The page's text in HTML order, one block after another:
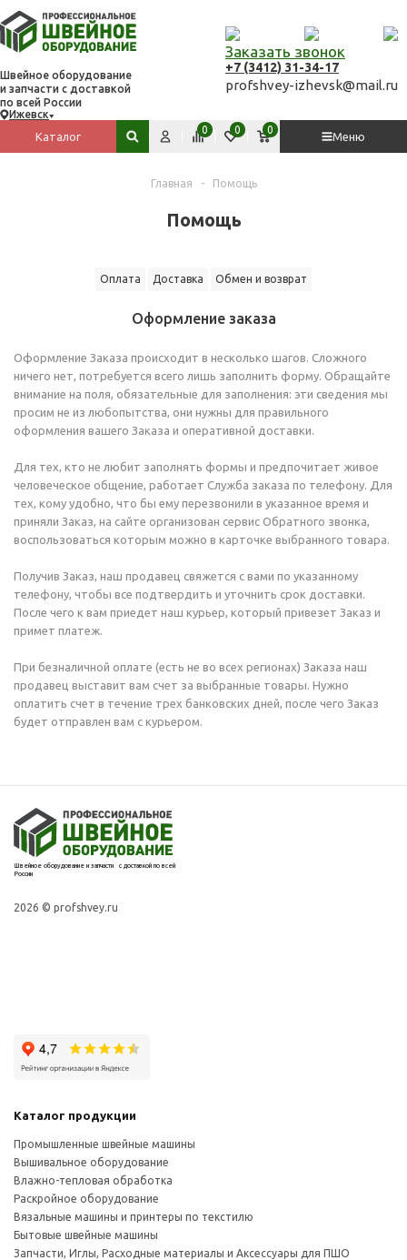
Швейное оборудование
и запчасти с доставкой
по всей России
Ижевск
Заказать звонок
+7 (3412) 31-34-17
profshvey-izhevsk@mail.ru
Каталог
Меню
Поиск по сайту
Сравнить
0 Избранное
0 Корзина
0
Главная - Помощь
Помощь
Оплата Доставка Обмен и возврат
Оформление заказа
Оформление Заказа происходит в несколько шагов. Сложного
ничего нет, потребуется всего лишь заполнить форму. Обращайте
внимание на поля, обязательные для заполнения: эти сведения мы
просим не из любопытства, они нужны для правильного
оформления вашего Заказа и оперативной доставки.
Для тех, кто не любит заполнять формы и предпочитает живое
человеческое общение, работает Служба заказа по телефону. Для
тех, кому удобно, что бы ему перезвонили в указанное время и
приняли Заказ, на сайте организован сервис Обратного звонка,
воспользоваться которым можно в карточке выбранного товара.
Получив Заказ, наш продавец свяжется с вами по указанному
телефону, чтобы все подтвердить и уточнить срок доставки.
После чего к вам приедет наш курьер, который привезет Заказ и
примет платеж.
При безналичной оплате (есть не во всех регионах) Заказа наш
продавец выставит вам счет за выбранные товары. Нужно
оплатить счет в течение трех банковских дней, после чего Заказ
будет отправлен вам с курьером.
Швейное оборудование и запчасти с доставкой по всей
России
2026 © profshvey.ru
Каталог продукции
Промышленные швейные машины
Вышивальное оборудование
Влажно-тепловая обработка
Раскройное оборудование
Вязальные машины и принтеры по текстилю
Бытовые швейные машины
Запчасти, Иглы, Расходные материалы и Аксессуары для ПШО